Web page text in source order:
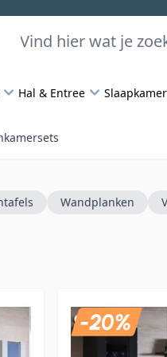
Zoeken
Hal & Entree Slaapkamer
Wandplanken